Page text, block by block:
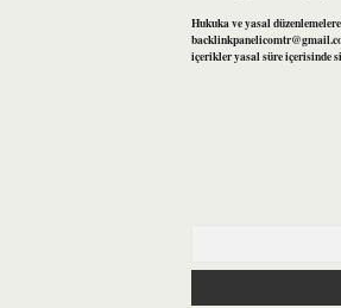
Hukuka ve yasal
içerikler yasal süre içerisinde